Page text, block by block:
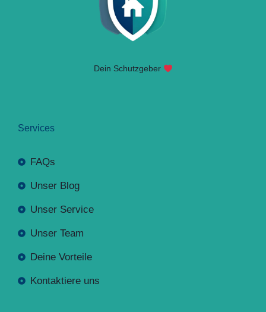
Dein Schutzgeber
Services
FAQs
Unser Blog
Unser Service
Unser Team
Deine Vorteile
Kontaktiere uns